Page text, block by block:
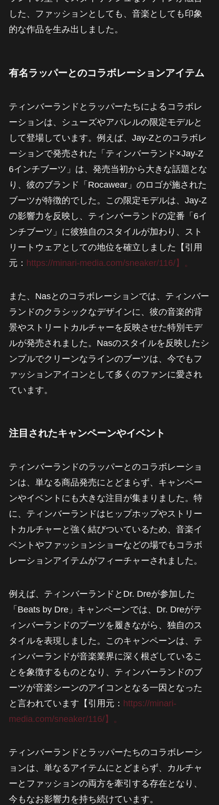
した、ファッションとしても、音楽としても印象
的な作品を生み出しました。
有名ラッパーとのコラボレーションアイテム
ティンバーランドとラッパーたちによるコラボレ
ーションは、シューズやアパレルの限定モデルと
して登場しています。例えば、Jay-Zとのコラボレ
ーションで発売された「ティンバーランド×Jay-Z
6インチブーツ」は、発売当初から大きな話題とな
り、彼のブランド「Rocawear」のロゴが施された
ブーツが特徴的でした。この限定モデルは、Jay-Z
の影響力を反映し、ティンバーランドの定番「6イ
ンチブーツ」に彼独自のスタイルが加わり、スト
リートウェアとしての地位を確立しました【引用
元： https://minari-media.com/sneaker/116/】。
また、Nasとのコラボレーションでは、ティンバー
ランドのクラシックなデザインに、彼の音楽的背
景やストリートカルチャーを反映させた特別モデ
ルが発売されました。Nasのスタイルを反映したシ
ンプルでクリーンなラインのブーツは、今でもフ
ァッションアイコンとして多くのファンに愛され
ています。
注目されたキャンペーンやイベント
ティンバーランドのラッパーとのコラボレーショ
ンは、単なる商品発売にとどまらず、キャンペー
ンやイベントにも大きな注目が集まりました。特
に、ティンバーランドはヒップホップやストリー
トカルチャーと強く結びついているため、音楽イ
ベントやファッションショーなどの場でもコラボ
レーションアイテムがフィーチャーされました。
例えば、ティンバーランドとDr. Dreが参加した
「Beats by Dre」キャンペーンでは、Dr. Dreがテ
ィンバーランドのブーツを履きながら、独自のス
タイルを表現しました。このキャンペーンは、テ
ィンバーランドが音楽業界に深く根ざしているこ
とを象徴するものとなり、ティンバーランドのブ
ーツが音楽シーンのアイコンとなる一因となった
と言われています【引用元： https://minari-
media.com/sneaker/116/】。
ティンバーランドとラッパーたちのコラボレーシ
ョンは、単なるアイテムにとどまらず、カルチャ
ーとファッションの両方を牽引する存在となり、
今もなお影響力を持ち続けています。